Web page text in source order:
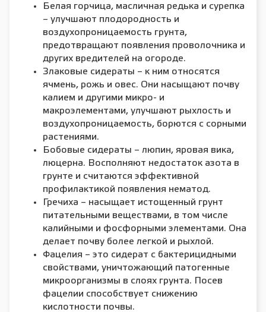
Белая горчица, масличная редька и сурепка
– улучшают плодородность и
воздухопроницаемость грунта,
предотвращают появления проволочника и
других вредителей на огороде.
Злаковые сидераты – к ним относятся
ячмень, рожь и овес. Они насыщают почву
калием и другими микро- и
макроэлементами, улучшают рыхлость и
воздухопроницаемость, борются с сорными
растениями.
Бобовые сидераты – люпин, яровая вика,
люцерна. Восполняют недостаток азота в
грунте и считаются эффективной
профилактикой появления нематод.
Гречиха – насыщает истощенный грунт
питательными веществами, в том числе
калийными и фосфорными элементами. Она
делает почву более легкой и рыхлой.
Фацелия – это сидерат с бактерицидными
свойствами, уничтожающий патогенные
микроорганизмы в слоях грунта. Посев
фацелии способствует снижению
кислотности почвы.